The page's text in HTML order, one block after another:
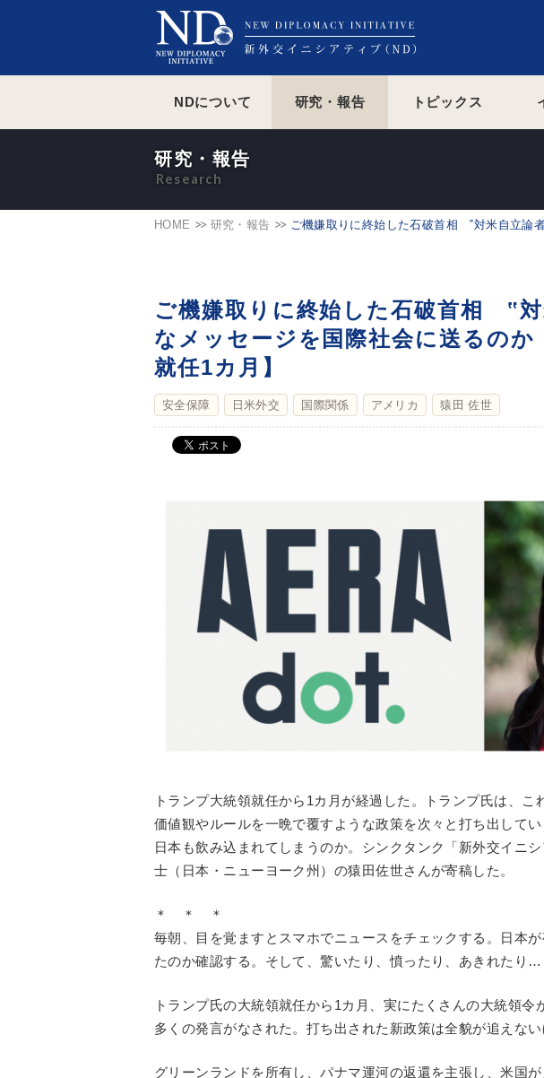
NDについて 研究・報告 トピックス
HOME 研究・報告 ご機嫌取りに終始した石破首相 ‟対米自立論
研究・報告
ご機嫌取りに終始した石破首相 ‟
なメッセージを国際社会に送るのか
就任1カ月】
安全保障 日米外交 国際関係 アメリカ 猿田 佐世
トランプ大統領就任から1カ月が経過した。トランプ氏は、こ
価値観やルールを一晩で覆すような政策を次々と打ち出して
日本も飲み込まれてしまうのか。シンクタンク「新外交イニ
士（日本・ニューヨーク州）の猿田佐世さんが寄稿した。
＊ ＊ ＊
毎朝、目を覚ますとスマホでニュースをチェックする。日本
たのか確認する。そして、驚いたり、憤ったり、あきれたり
トランプ氏の大統領就任から1カ月、実にたくさんの大統領令
多くの発言がなされた。打ち出された新政策は全貌が追えない
グリーンランドを所有し、パナマ運河の返還を主張し、米国